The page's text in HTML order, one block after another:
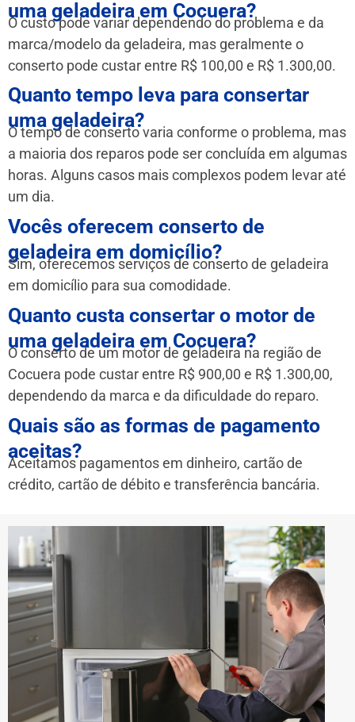
uma geladeira em Cocuera?
O custo pode variar dependendo do problema e da
marca/modelo da geladeira, mas geralmente o
conserto pode custar entre R$ 100,00 e R$ 1.300,00.
Quanto tempo leva para consertar
uma geladeira?
O tempo de conserto varia conforme o problema, mas
a maioria dos reparos pode ser concluída em algumas
horas. Alguns casos mais complexos podem levar até
um dia.
Vocês oferecem conserto de
geladeira em domicílio?
Sim, oferecemos serviços de conserto de geladeira
em domicílio para sua comodidade.
Quanto custa consertar o motor de
uma geladeira em Cocuera?
O conserto de um motor de geladeira na região de
Cocuera pode custar entre R$ 900,00 e R$ 1.300,00,
dependendo da marca e da dificuldade do reparo.
Quais são as formas de pagamento
aceitas?
Aceitamos pagamentos em dinheiro, cartão de
crédito, cartão de débito e transferência bancária.